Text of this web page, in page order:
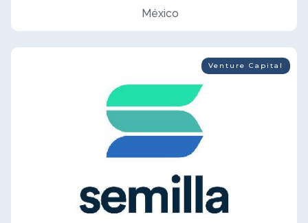
México
Venture Capital